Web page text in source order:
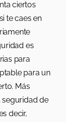
ciertos
te caes en
es
para
para un
Más
seguridad de
decir,